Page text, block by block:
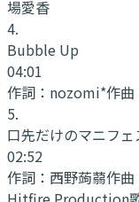
場愛香
4.
Bubble Up
04:01
作詞： nozomi*作曲
5.
口先だけのマニフェ
02:52
作詞： 西野蒟蒻作曲